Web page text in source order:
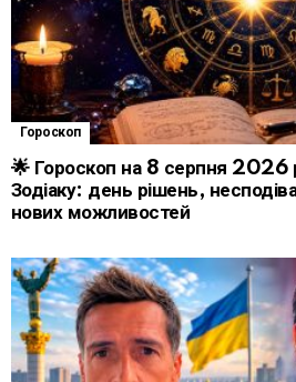
Гороскоп
🌟 Гороскоп на 8 серпня 2026
Зодіаку: день рішень,
нових можливостей